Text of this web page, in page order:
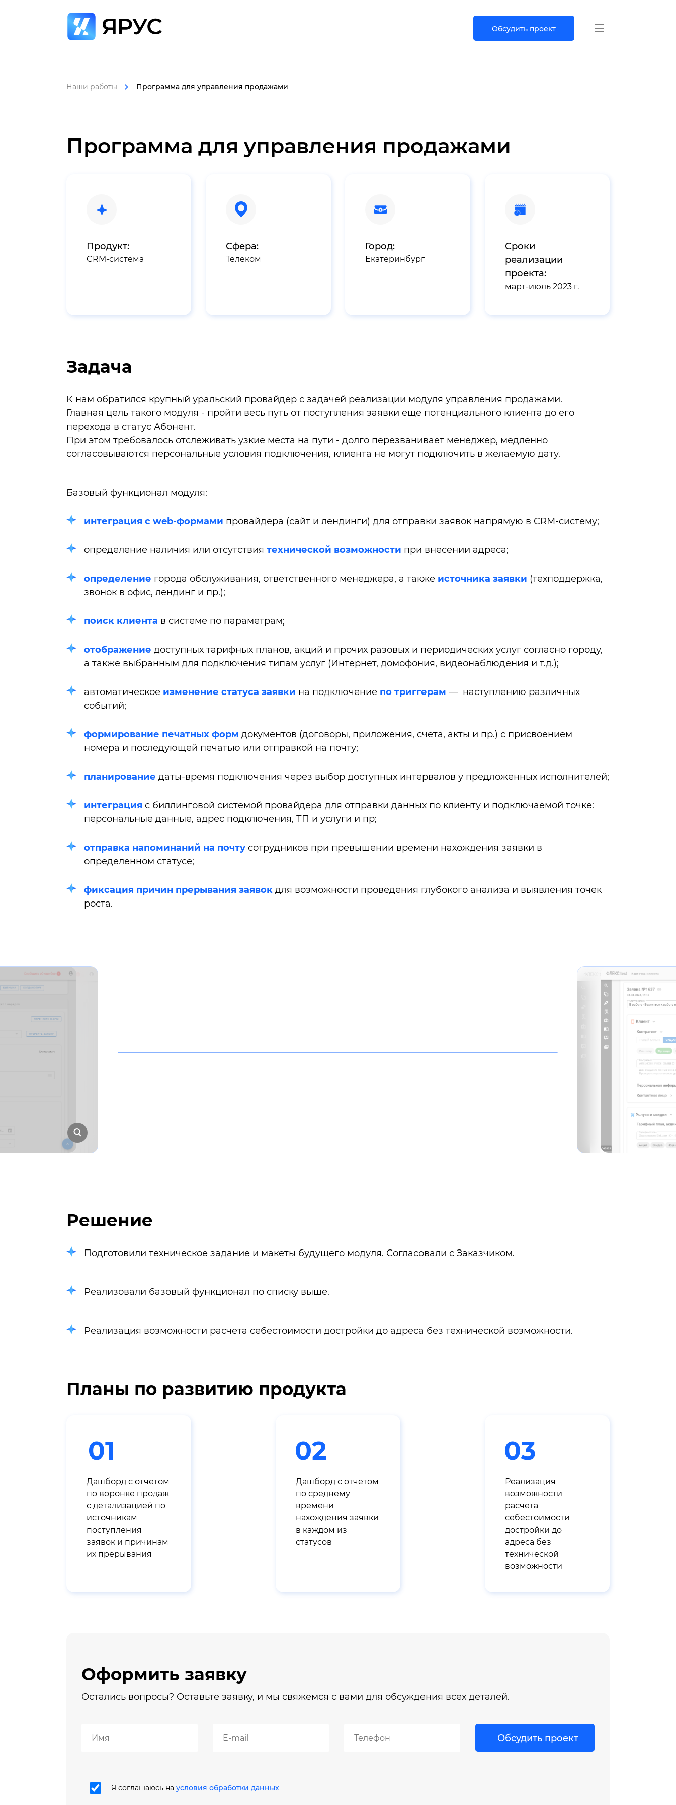
Обсудить проект
Наши работы Программа для управления продажами
Программа для управления продажами
Продукт:
CRM-система
Сфера:
Телеком
Город:
Екатеринбург
Сроки
реализации
проекта:
март-июль 2023 г.
Задача
К нам обратился крупный уральский провайдер с задачей реализации модуля управления продажами.
Главная цель такого модуля - пройти весь путь от поступления заявки еще потенциального клиента до его
перехода в статус Абонент.
При этом требовалось отслеживать узкие места на пути - долго перезванивает менеджер, медленно
согласовываются персональные условия подключения, клиента не могут подключить в желаемую дату.
Базовый функционал модуля:
интеграция с web-формами провайдера (сайт и лендинги) для отправки заявок напрямую в CRM-систему;
определение наличия или отсутствия технической возможности при внесении адреса;
определение города обслуживания, ответственного менеджера, а также источника заявки (техподдержка,
звонок в офис, лендинг и пр.);
поиск клиента в системе по параметрам;
отображение доступных тарифных планов, акций и прочих разовых и периодических услуг согласно городу,
а также выбранным для подключения типам услуг (Интернет, домофония, видеонаблюдения и т.д.);
автоматическое изменение статуса заявки на подключение по триггерам — наступлению различных
событий;
формирование печатных форм документов (договоры, приложения, счета, акты и пр.) с присвоением
номера и последующей печатью или отправкой на почту;
планирование даты-время подключения через выбор доступных интервалов у предложенных исполнителей;
интеграция с биллинговой системой провайдера для отправки данных по клиенту и подключаемой точке:
персональные данные, адрес подключения, ТП и услуги и пр;
отправка напоминаний на почту сотрудников при превышении времени нахождения заявки в
определенном статусе;
фиксация причин прерывания заявок для возможности проведения глубокого анализа и выявления точек
роста.
Вид карточки
Решение
Подготовили техническое задание и макеты будущего модуля. Согласовали с Заказчиком.
Реализовали базовый функционал по списку выше.
Реализация возможности расчета себестоимости достройки до адреса без технической возможности.
Планы по развитию продукта
01
Дашборд с отчетом
по воронке продаж
с детализацией по
источникам
поступления
заявок и причинам
их прерывания
02
Дашборд с отчетом
по среднему
времени
нахождения заявки
в каждом из
статусов
03
Реализация
возможности
расчета
себестоимости
достройки до
адреса без
технической
возможности
Оформить заявку
Остались вопросы? Оставьте заявку, и мы свяжемся с вами для обсуждения всех деталей.
Я соглашаюсь на условия обработки данных